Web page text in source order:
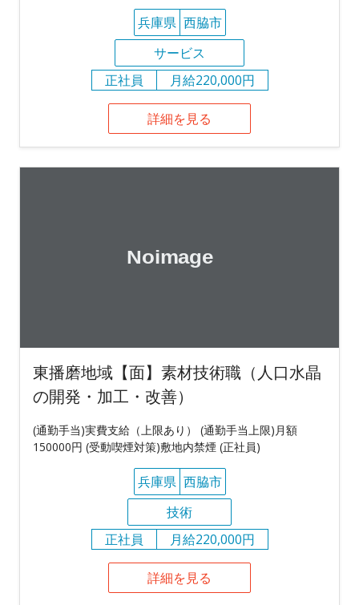
兵庫県 西脇市
サービス
正社員
月給220,000円
詳細を見る
東播磨地域【面】素材技術職（人口水晶
の開発・加工・改善）
(通勤手当)実費支給（上限あり） (通勤手当上限)月額
150000円 (受動喫煙対策)敷地内禁煙 (正社員)
兵庫県 西脇市
技術
正社員
月給220,000円
詳細を見る